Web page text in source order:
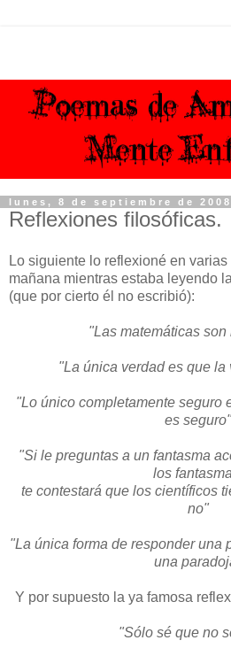
lunes, 8 de septiembre de 2008
Reflexiones filosóficas.
Lo siguiente lo reflexioné en
mañana mientras estaba leyendo
(que por cierto él no escribió):
"Las matemáticas
"La única verdad es que la
"Lo único completamente seguro
es seguro"
"Si le preguntas a un fantasma
los
te contestará que los científicos
no"
"La única forma de responder una
una
Y por supuesto la ya famosa
"Sólo sé que no